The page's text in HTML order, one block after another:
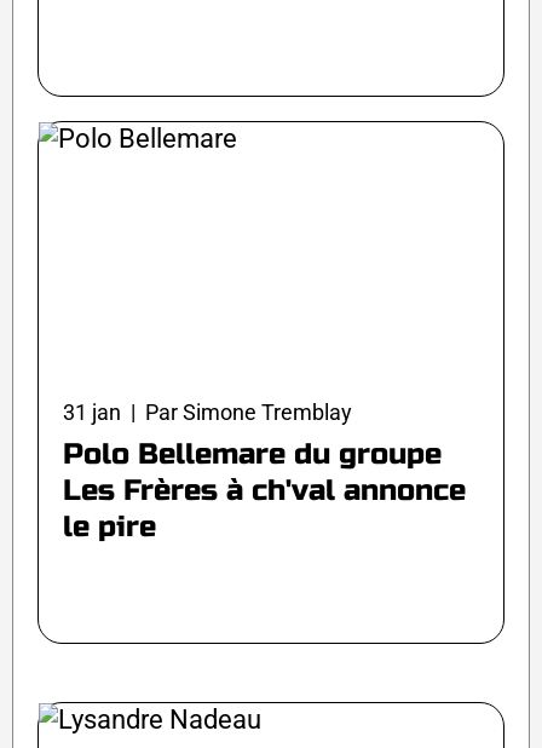
31 jan | Par Simone Tremblay
Polo Bellemare du groupe
Les Frères à ch'val annonce
le pire